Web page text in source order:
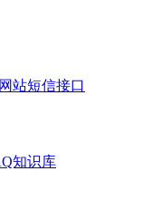
网站短信接口
知识库